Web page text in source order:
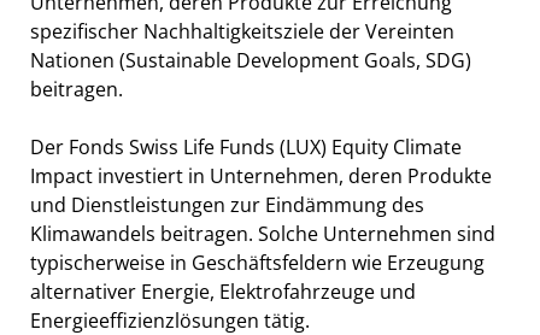
spezifischer Nachhaltigkeitsziele der Vereinten
Nationen (Sustainable Development Goals, SDG)
beitragen.
Der Fonds Swiss Life Funds (LUX) Equity Climate
Impact investiert in Unternehmen, deren Produkte
und Dienstleistungen zur Eindämmung des
Klimawandels beitragen. Solche Unternehmen sind
typischerweise in Geschäftsfeldern wie Erzeugung
alternativer Energie, Elektrofahrzeuge und
Energieeffizienzlösungen tätig.